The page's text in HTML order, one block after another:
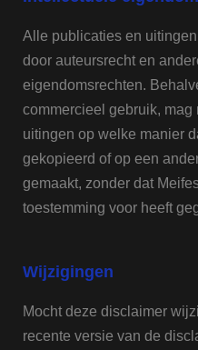
Alle publicaties en
door auteursrecht en
eigendomsrechten.
commercieel gebruik,
uitingen op welke manier
gekopieerd of op een
gemaakt, zonder dat
toestemming voor heeft
Wijzigingen
Mocht deze disclaimer
recente versie van de